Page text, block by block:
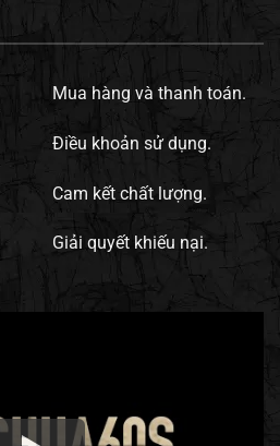
Mua hàng và thanh toán.
Điều khoản sử dụng.
Cam kết chất lượng.
Giải quyết khiếu nại.